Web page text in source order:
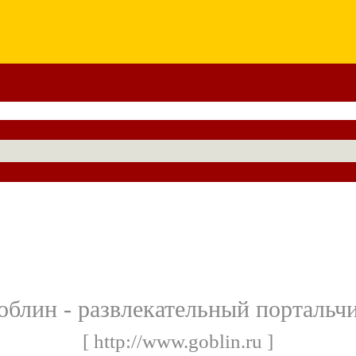
- развлекательный
[ http://www.goblin.ru ]